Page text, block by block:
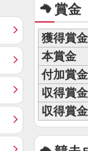
賞金
獲得賞金
本賞金
付加賞金
収得賞
収得賞